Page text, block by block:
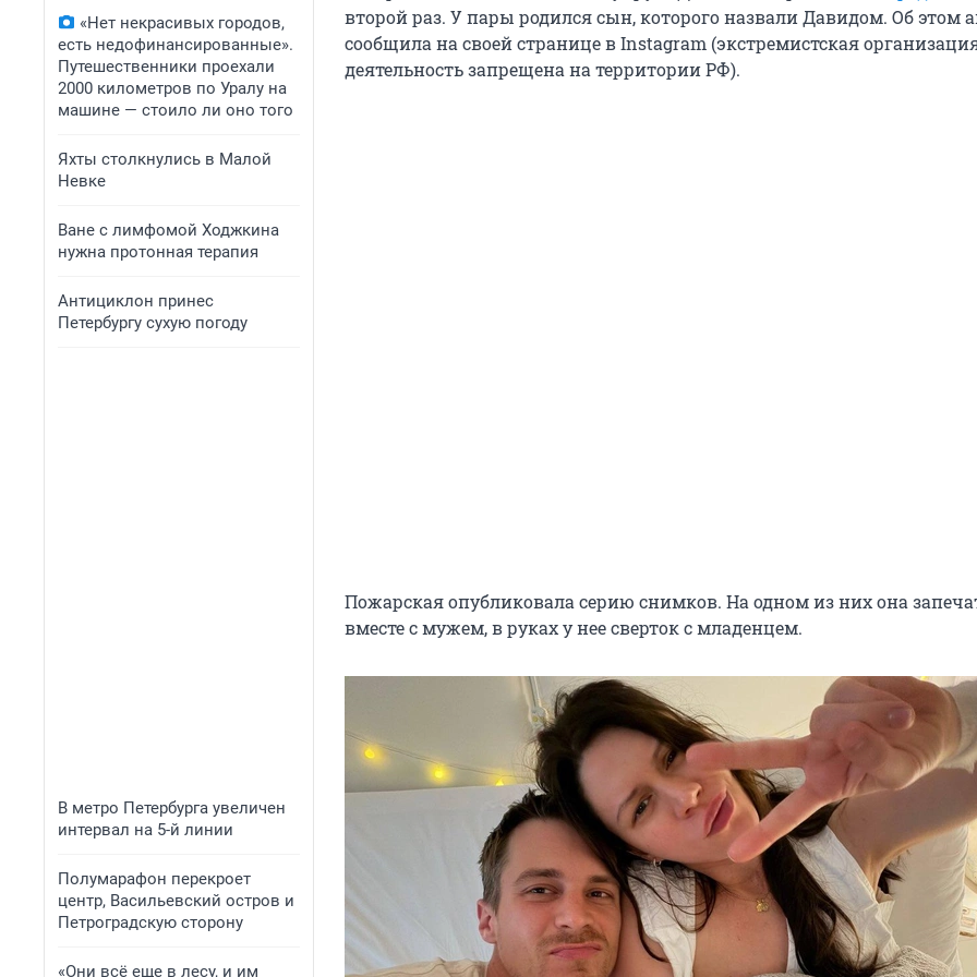
«Нет некрасивых городов,
есть недофинансированные».
Путешественники проехали
2000 километров по Уралу на
машине — стоило ли оно того
Яхты столкнулись в Малой
Невке
Ване с лимфомой Ходжкина
нужна протонная терапия
Антициклон принес
Петербургу сухую погоду
В метро Петербурга увеличен
интервал на 5-й линии
Полумарафон перекроет
центр, Васильевский остров и
Петроградскую сторону
«Они всё еще в лесу, и им
второй раз. У пары родился сын, которого назвали Давидом. Об этом
сообщила на своей странице в Instagram (экстремистская
деятельность запрещена на территории РФ).
Пожарская опубликовала серию снимков. На одном из них она
вместе с мужем, в руках у нее сверток с младенцем.